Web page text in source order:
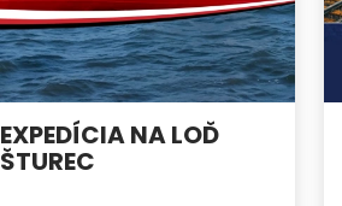
EXPEDÍCIA NA LOĎ
ŠTUREC